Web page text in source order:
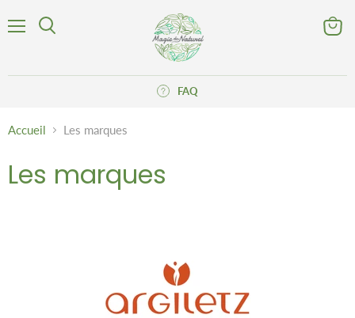
FAQ
Accueil Les marques
Les marques